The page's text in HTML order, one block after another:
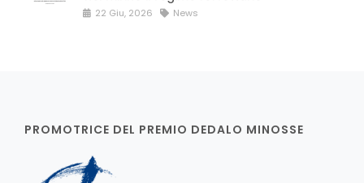
22 Giu, 2026 News
PROMOTRICE DEL PREMIO DEDALO MINOSSE